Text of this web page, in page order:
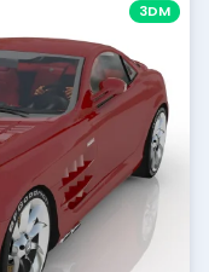
3DM